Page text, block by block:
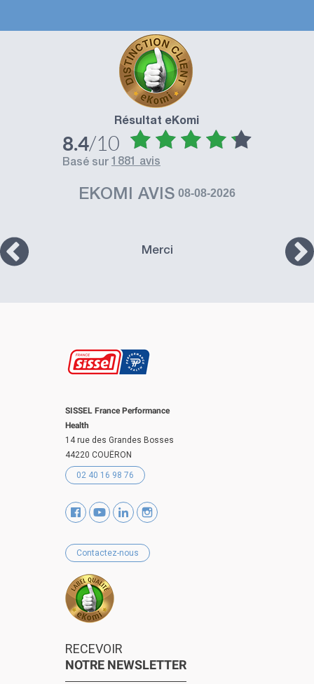
Résultat eKomi
8.4/10
basé sur 1881 avis
EKOMI AVIS 08-08-2026
Merci
SISSEL France Performance
Health
14 rue des Grandes Bosses
44220 COUËRON
02 40 16 98 76
Contactez-nous
RECEVOIR
NOTRE NEWSLETTER